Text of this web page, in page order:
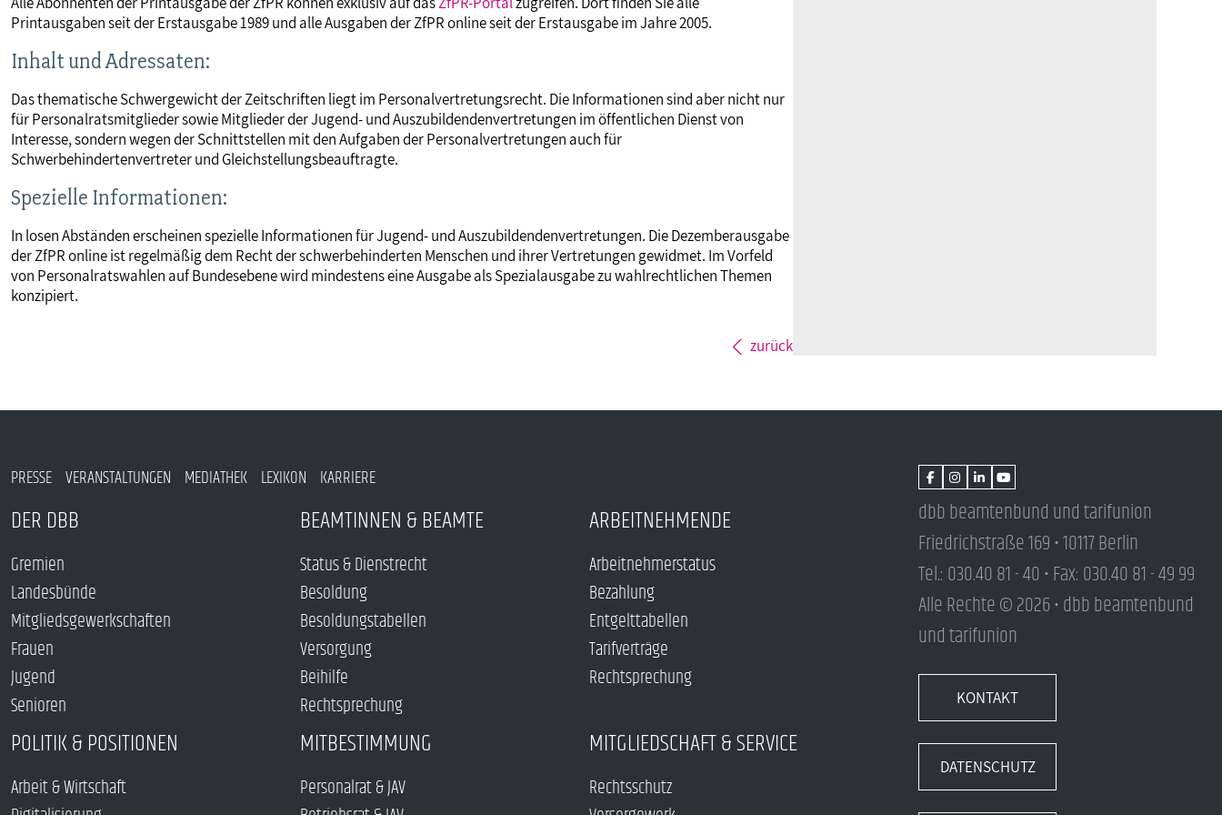
Printausgaben seit der Erstausgabe 1989 und alle Ausgaben der ZfPR online seit der Erstausgabe im Jahre 2005.
Inhalt und Adressaten:
Das thematische Schwergewicht der Zeitschriften liegt im Personalvertretungsrecht. Die Informationen sind aber nicht nur
für Personalratsmitglieder sowie Mitglieder der Jugend- und Auszubildendenvertretungen im öffentlichen Dienst von
Interesse, sondern wegen der Schnittstellen mit den Aufgaben der Personalvertretungen auch für
Schwerbehindertenvertreter und Gleichstellungsbeauftragte.
Spezielle Informationen:
In losen Abständen erscheinen spezielle Informationen für Jugend- und Auszubildendenvertretungen. Die Dezemberausgabe
der ZfPR online ist regelmäßig dem Recht der schwerbehinderten Menschen und ihrer Vertretungen gewidmet. Im Vorfeld
von Personalratswahlen auf Bundesebene wird mindestens eine Ausgabe als Spezialausgabe zu wahlrechtlichen Themen
konzipiert.
zurück
PRESSE VERANSTALTUNGEN MEDIATHEK LEXIKON KARRIERE
DER DBB
Gremien
Landesbünde
Mitgliedsgewerkschaften
Frauen
Jugend
Senioren
BEAMTINNEN & BEAMTE
Status & Dienstrecht
Besoldung
Besoldungstabellen
Versorgung
Beihilfe
Rechtsprechung
ARBEITNEHMENDE
Arbeitnehmerstatus
Bezahlung
Entgelttabellen
Tarifverträge
Rechtsprechung
POLITIK & POSITIONEN
Arbeit & Wirtschaft
MITBESTIMMUNG
Personalrat & JAV
MITGLIEDSCHAFT & SERVICE
Rechtsschutz
dbb beamtenbund und tarifunion
Friedrichstraße 169 • 10117 Berlin
Tel.: 030.40 81 - 40 • Fax: 030.40 81 - 49 99
Alle Rechte © 2026 • dbb beamtenbund
und tarifunion
KONTAKT
DATENSCHUTZ